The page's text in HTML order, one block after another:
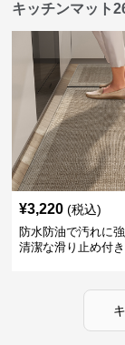
キッチンマット
¥3,220 (税込)
防水防油で汚れに
清潔な滑り止め付